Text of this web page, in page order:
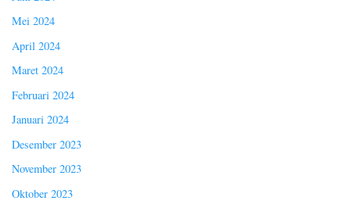
Mei 2024
April 2024
Maret 2024
Februari 2024
Januari 2024
Desember 2023
November 2023
Oktober 2023